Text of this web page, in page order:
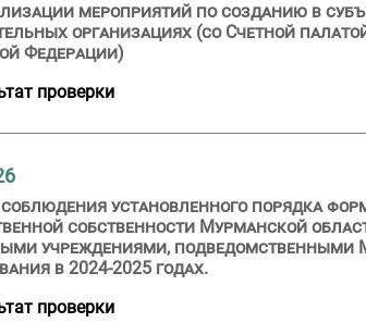
мероприятий по созданию в
организациях (со Счетной
Федерации)
проверки
установленного порядка
собственности Мурманской
учреждениями, подведомственными
в 2024-2025 годах.
проверки